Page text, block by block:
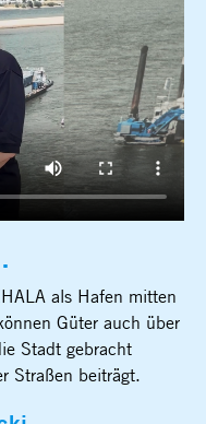
als Hafen mitten
Güter auch über
Stadt gebracht
Straßen beiträgt.